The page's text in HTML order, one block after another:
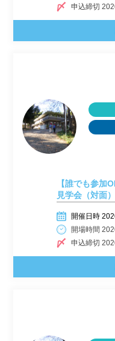
申込締切
【誰でも参加
見学会（対面）
開催日時
開場時間
申込締切